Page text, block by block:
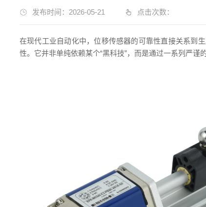
发布时间：2026-05-21 点击次数：
在现代工业自动化中，位移传感器的可靠性直接关系到
性。它并非单纯依赖某个“黑科技”，而是通过一系列严谨